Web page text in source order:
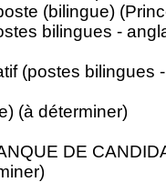
(bilingue)
bilingues -
(postes bilingues
(à déterminer)
DE